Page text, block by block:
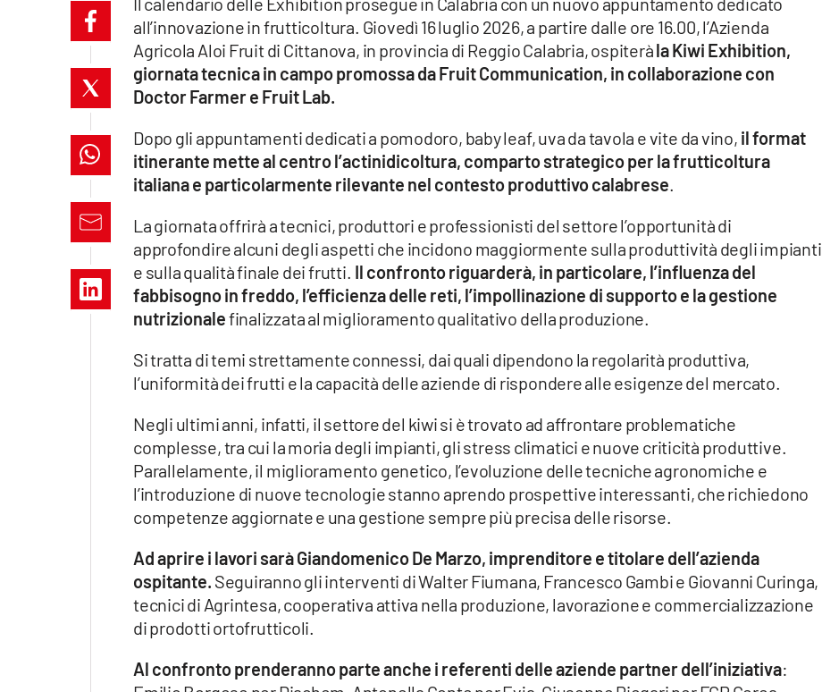
lacapitalenews.it
all’innovazione in frutticoltura. Giovedì 16 luglio 2026, a partire dalle ore 16.00, l’Azienda
Agricola Aloi Fruit di Cittanova, in provincia di Reggio Calabria, ospiteràla Kiwi Exhibition,
giornata tecnica in campo promossa da Fruit Communication, in collaborazione con
Doctor Farmer e Fruit Lab.
Dopo gli appuntamenti dedicati a pomodoro, baby leaf, uva da tavola e vite da vino, il format
itinerante mette al centro l’actinidicoltura, comparto strategico per la frutticoltura
italiana e particolarmente rilevante nel contesto produttivo calabrese.
La giornata offrirà a tecnici, produttori e professionisti del settore l’opportunità di
approfondire alcuni degli aspetti che incidono maggiormente sulla produttività degli impianti
e sulla qualità finale dei frutti. Il confronto riguarderà, in particolare, l’influenza del
fabbisogno in freddo, l’efficienza delle reti, l’impollinazione di supporto e la gestione
nutrizionalefinalizzata al miglioramento qualitativo della produzione.
Si tratta di temi strettamente connessi, dai quali dipendono la regolarità produttiva,
l’uniformità dei frutti e la capacità delle aziende di rispondere alle esigenze del mercato.
Negli ultimi anni, infatti, il settore del kiwi si è trovato ad affrontare problematiche
complesse, tra cui la moria degli impianti, gli stress climatici e nuove criticità produttive.
Parallelamente, il miglioramento genetico, l’evoluzione delle tecniche agronomiche e
l’introduzione di nuove tecnologie stanno aprendo prospettive interessanti, che richiedono
competenze aggiornate e una gestione sempre più precisa delle risorse.
Ad aprire i lavori sarà Giandomenico De Marzo, imprenditore e titolare dell’azienda
ospitante. Seguiranno gli interventi di Walter Fiumana, Francesco Gambi e Giovanni Curinga,
tecnici di Agrintesa, cooperativa attiva nella produzione, lavorazione e commercializzazione
di prodotti ortofrutticoli.
Al confronto prenderanno parte anche i referenti delle aziende partner dell’iniziativa: